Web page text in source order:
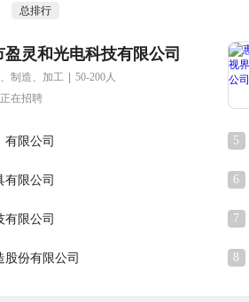
总排行
盈灵和光电科技有限公司
制造、加工
50-200人
在招聘
限公司
有限公司
有限公司
股份有限公司
5
6
7
8